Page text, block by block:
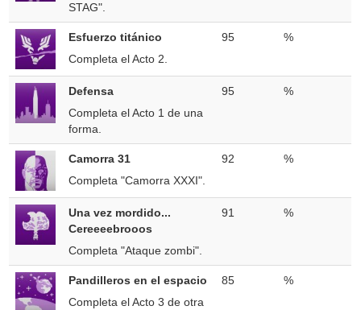
STAG".
Esfuerzo titánico
Completa el Acto 2.
95 %
Defensa
Completa el Acto 1 de una
forma.
95 %
Camorra 31
Completa "Camorra XXXI".
92 %
Una vez mordido...
Cereeeebrooos
Completa "Ataque zombi".
91 %
Pandilleros en el espacio
Completa el Acto 3 de otra
85 %